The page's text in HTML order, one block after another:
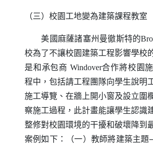
（三）校園工地變為建築課程教室
美國麻薩諸塞州曼徹斯特的
校為了不讓校園建築工程影響學校
是和承包商 Windover合作將校園
程中，包括請工程團隊向學生說明
施工導覽、在牆上開小窗及設立圍
察施工過程，此計畫能讓學生認識
整修對校園環境的干擾和破壞降到
案例如下：（一）教師將建築主題